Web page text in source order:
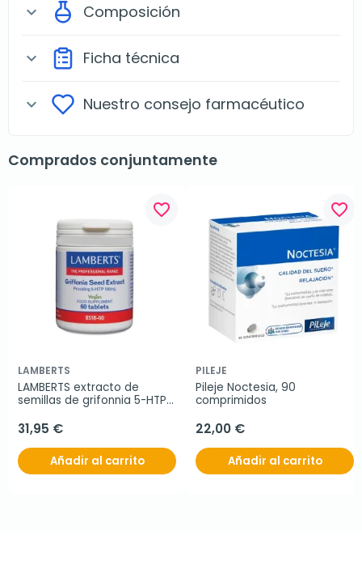
expand_more Composición
expand_more Ficha técnica
expand_more Nuestro consejo farmacéutico
Comprados conjuntamente
favorite_border
LAMBERTS
LAMBERTS extracto de
semillas de grifonnia 5-HTP
31,95 €
Añadir al carrito
favorite_border
PILEJE
Pileje Noctesia, 90
comprimidos
22,00 €
Añadir al carrito